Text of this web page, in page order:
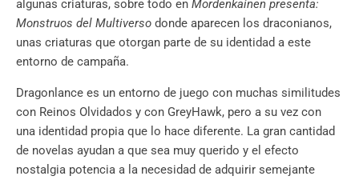
algunas criaturas, sobre todo en Mordenkainen presenta:
Monstruos del Multiverso donde aparecen los draconianos,
unas criaturas que otorgan parte de su identidad a este
entorno de campaña.
Dragonlance es un entorno de juego con muchas similitudes
con Reinos Olvidados y con GreyHawk, pero a su vez con
una identidad propia que lo hace diferente. La gran cantidad
de novelas ayudan a que sea muy querido y el efecto
nostalgia potencia a la necesidad de adquirir semejante